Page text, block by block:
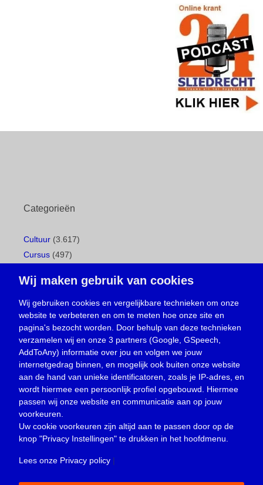
Categorieën
Cultuur (3.617)
Cursus (497)
Gemeentepagina(104)
Ingezonden brief(539)
Media(156)
Nieuws (23.330)
Oproep(734)
Overlijden(39)
Podcast(18)
prijsvraag (5)
Religie (1.438)
Service(226)
Wij maken gebruik van cookies
Wij gebruiken cookies en vergelijkbare technieken om onze
website te verbeteren en om te meten hoe onze site en
pagina's bezocht worden. Door behulp van deze technieken
verzamelen wij en onze 3 partners (Google, GSpeech,
AddToAny) informatie over jou en volgen we jouw
internetgedrag binnen, en mogelijk ook buiten onze website
aan de hand van unieke identificatoren, zoals je IP-adres, en
wordt hiermee een persoonlijk profiel opgebouwd. Hiermee
passen wij onze website en communicatie aan op jouw
voorkeuren.
Uw cookie voorkeuren zijn altijd aan te passen door op de
knop "Privacy Instellingen" te drukken in het hoofdmenu.
Lees onze Privacy policy |